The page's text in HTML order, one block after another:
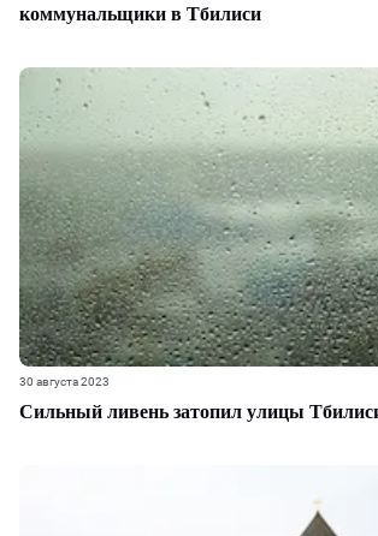
коммунальщики в Тбилиси
Сильный ливень затопил улицы
30 августа 2023